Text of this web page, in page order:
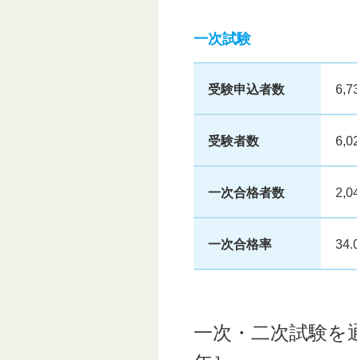
一次試験
受験申込者数
受験者数
一次合格者数
一次合格率
一次・二次試験を